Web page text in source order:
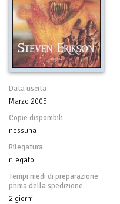
Data uscita
Marzo 2005
Copie disponibili
nessuna
Rilegatura
rilegato
Tempi medi di preparazione
prima della spedizione
2 giorni